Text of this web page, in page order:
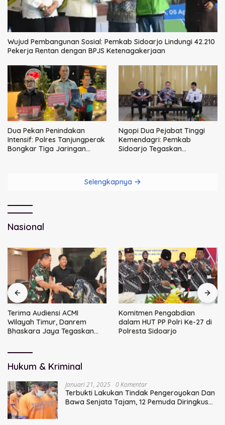
Wujud Pembangunan Sosial: Pemkab Sidoarjo Lindungi 42.210
Pekerja Rentan dengan BPJS Ketenagakerjaan
Dua Pekan Penindakan
Intensif: Polres Tanjungperak
Bongkar Tiga Jaringan
Ngopi Dua Pejabat Tinggi
Kemendagri: Pemkab
Sidoarjo Tegaskan
Selengkapnya
Nasional
Terima Audiensi ACMI
Wilayah Timur, Danrem
Bhaskara Jaya Tegaskan
Komitmen Pengabdian
dalam HUT PP Polri Ke-27 di
Polresta Sidoarjo
Hukum & Kriminal
Januari 21, 2025 0 Komentar
Terbukti Lakukan Tindak Pengeroyokan Dan
Bawa Senjata Tajam, 12 Pemuda Diringkus